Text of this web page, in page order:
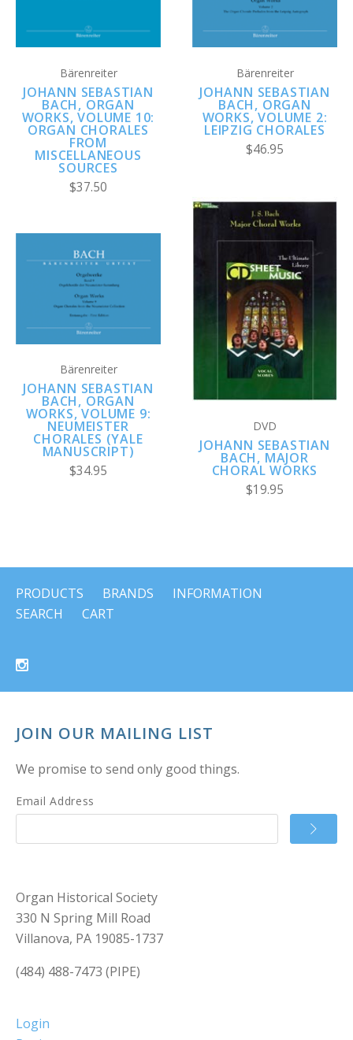
Bärenreiter
JOHANN SEBASTIAN
BACH, ORGAN
WORKS, VOLUME 10:
ORGAN CHORALES
FROM
MISCELLANEOUS
SOURCES
$37.50
Bärenreiter
JOHANN SEBASTIAN
BACH, ORGAN
WORKS, VOLUME 2:
LEIPZIG CHORALES
$46.95
Bärenreiter
JOHANN SEBASTIAN
BACH, ORGAN
WORKS, VOLUME 9:
NEUMEISTER
CHORALES (YALE
MANUSCRIPT)
$34.95
DVD
JOHANN SEBASTIAN
BACH, MAJOR
CHORAL WORKS
$19.95
PRODUCTS BRANDS
INFORMATION
SEARCH
CART
JOIN OUR MAILING LIST
We promise to send only good things.
Email Address
Organ Historical Society
330 N Spring Mill Road
Villanova, PA 19085-1737
(484) 488-7473 (PIPE)
Login